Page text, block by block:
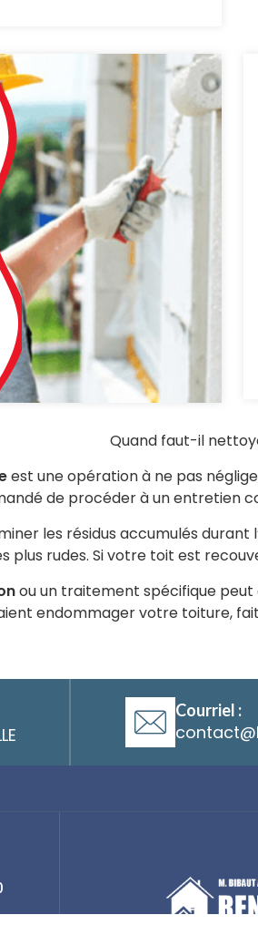
Quand faut-il
est une opération à ne pas
de procéder à un entretien
les résidus accumulés
plus rudes. Si votre toit est
ou un traitement spécifique peut
endommager votre toiture,
Courriel :
@